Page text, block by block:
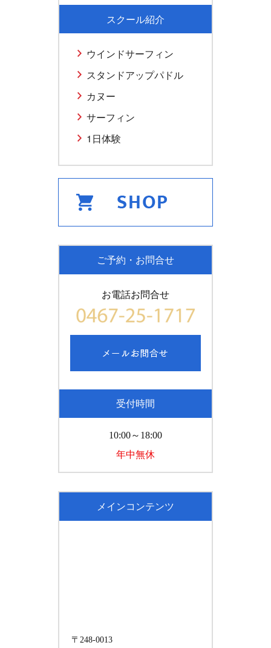
スクール紹介
ウインドサーフィン
スタンドアップパドル
カヌー
サーフィン
1日体験
ご予約・お問合せ
お電話お問合せ
受付時間
10:00～18:00
年中無休
メインコンテンツ
〒248-0013